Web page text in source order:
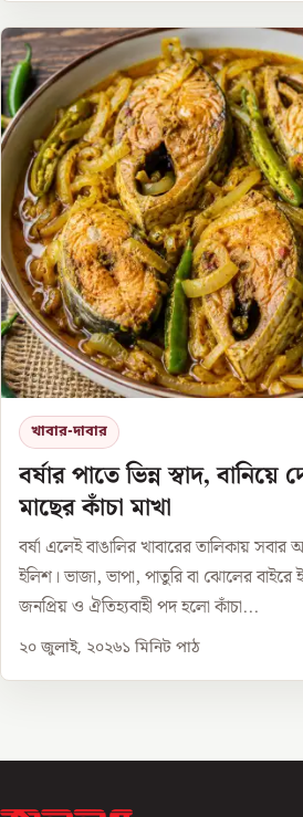
খাবার-দাবার
বর্ষার পাতে ভিন্ন স্বাদ,
মাছের কাঁচা মাখা
বর্ষা এলেই বাঙালির খাবারের তালিকায়
ইলিশ। ভাজা, ভাপা, পাতুরি বা ঝোলের
জনপ্রিয় ও ঐতিহ্যবাহী পদ হলো কাঁচা...
২০ জুলাই, ২০২৬১ মিনিট পাঠ